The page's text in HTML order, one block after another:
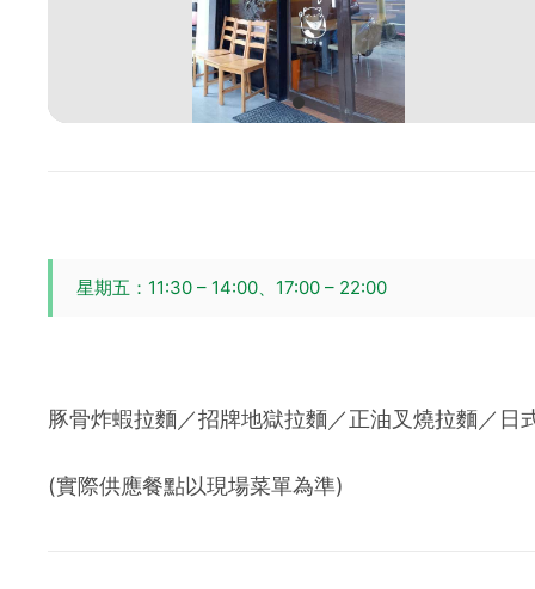
星期五：11:30 – 14:00、17:00 – 22:00
豚骨炸蝦拉麵／招牌地獄拉麵／正油叉燒拉麵／日
(實際供應餐點以現場菜單為準)